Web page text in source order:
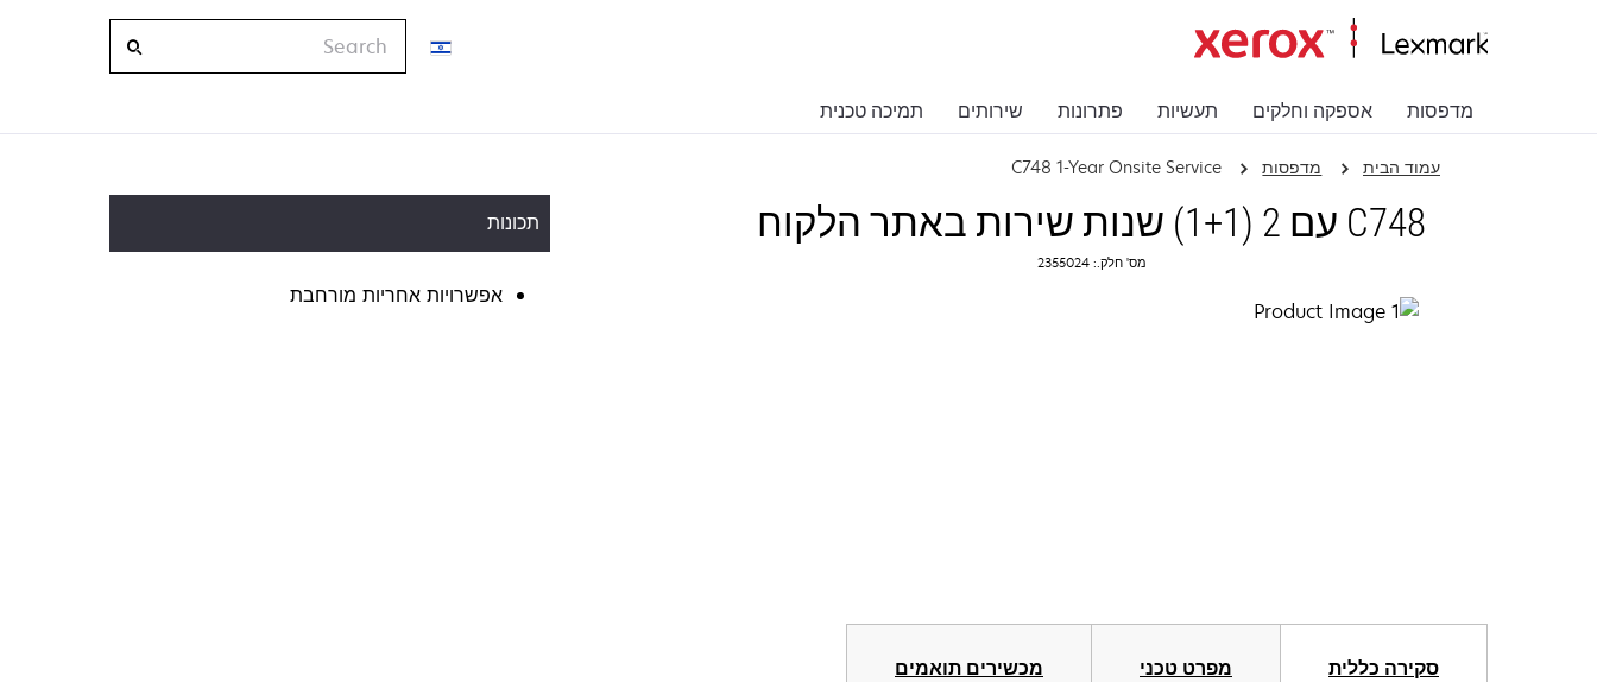
מדפסות אספקה וחלקים תעשיות פתרונות שירותים תמיכה טכנית
Search
עמוד הבית מדפסות C748 1-Year Onsite Service
C748 עם 2 (1+1) שנות שירות באתר הלקוח
מס' חלק.: 2355024
תכונות
אפשרויות אחריות מורחבת
סקירה כללית מפרט טכני מכשירים תואמים